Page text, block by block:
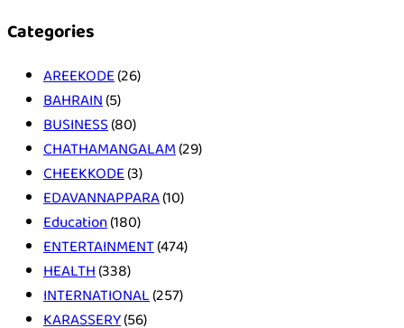
Categories
AREEKODE(26)
BAHRAIN(5)
BUSINESS(80)
CHATHAMANGALAM(29)
CHEEKKODE(3)
EDAVANNAPPARA(10)
Education(180)
ENTERTAINMENT(474)
HEALTH(338)
INTERNATIONAL(257)
KARASSERY(56)